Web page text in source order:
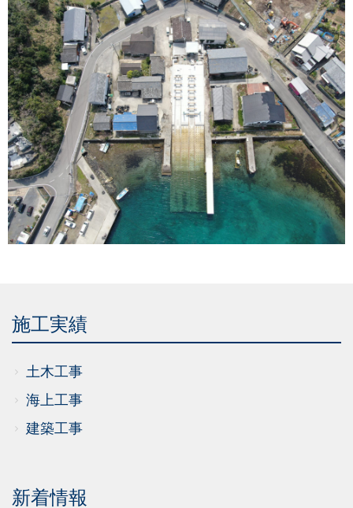
施工実績
土木工事
海上工事
建築工事
新着情報